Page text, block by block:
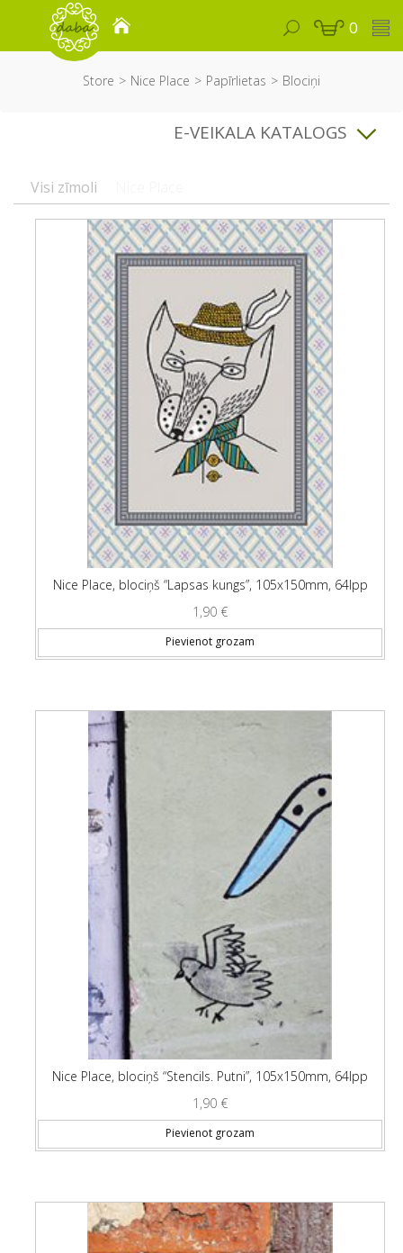
0
Store Nice Place Papīrlietas Blociņi
E-VEIKALA KATALOGS
Visi zīmoli
Nice Place, blociņš “Lapsas kungs”, 105x150mm, 64lpp
1,90 €
Pievienot grozam
Nice Place, blociņš “Stencils. Putni”, 105x150mm, 64lpp
1,90 €
Pievienot grozam